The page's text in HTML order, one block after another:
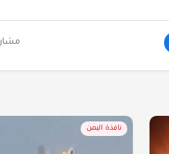
نافذة اليمن